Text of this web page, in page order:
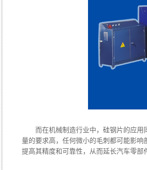
而在机械制造行业中，硅钢片的应用
量的要求高，任何微小的毛刺都可能影响
提高其精度和可靠性，从而延长汽车零部